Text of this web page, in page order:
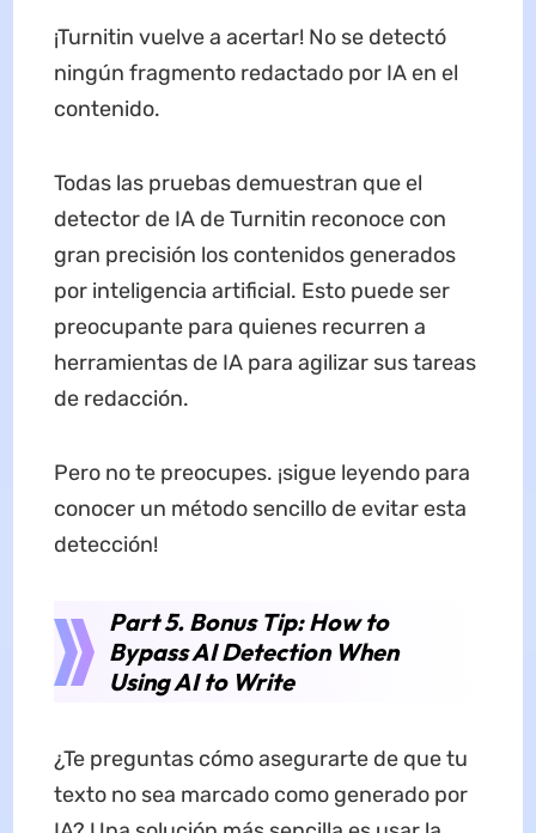
¡Turnitin vuelve a acertar! No se detectó
ningún fragmento redactado por IA en el
contenido.
Todas las pruebas demuestran que el
detector de IA de Turnitin reconoce con
gran precisión los contenidos generados
por inteligencia artificial. Esto puede ser
preocupante para quienes recurren a
herramientas de IA para agilizar sus tareas
de redacción.
Pero no te preocupes. ¡sigue leyendo para
conocer un método sencillo de evitar esta
detección!
Part 5. Bonus Tip: How to
Bypass AI Detection When
Using AI to Write
¿Te preguntas cómo asegurarte de que tu
texto no sea marcado como generado por